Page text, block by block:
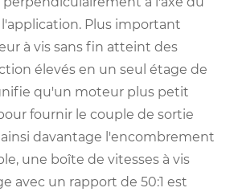
Plus important
à vis sans fin atteint des
élevés en un seul étage de
qu'un moteur plus petit
fournir le couple de sortie
davantage l'encombrement
une boîte de vitesses à vis
avec un rapport de 50:1 est